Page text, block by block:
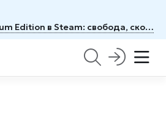
Forza Horizon 5 Premium Edition в Steam: свобода, скорость и целая Мексика под колесами